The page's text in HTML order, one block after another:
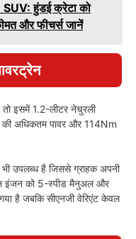
हुंडई क्रेटा को
और फीचर्स जानें
इसमें 1.2-लीटर नेचुरली
की अधिकतम पावर और 114Nm
उपलब्ध है जिससे ग्राहक अपनी
इंजन को 5-स्पीड मैनुअल और
है जबकि सीएनजी वेरिएंट केवल